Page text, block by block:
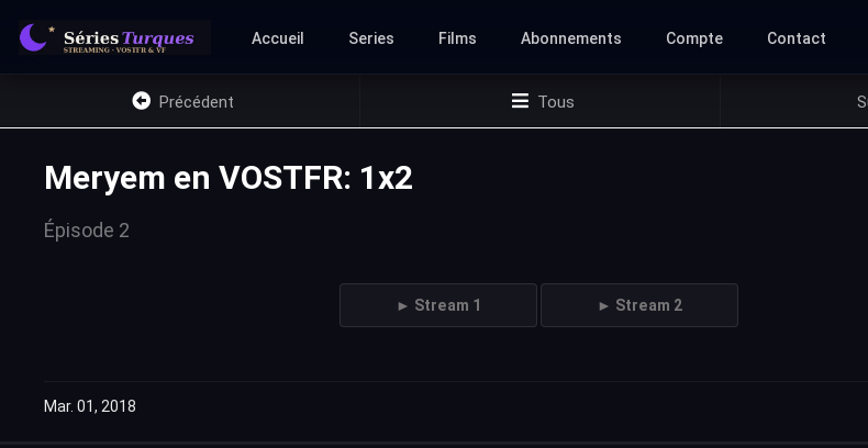
Accueil Series Films Abonnements Compte Contact
Précédent Tous
Meryem en VOSTFR: 1x2
Épisode 2
► Stream 1 ► Stream 2
Mar. 01, 2018